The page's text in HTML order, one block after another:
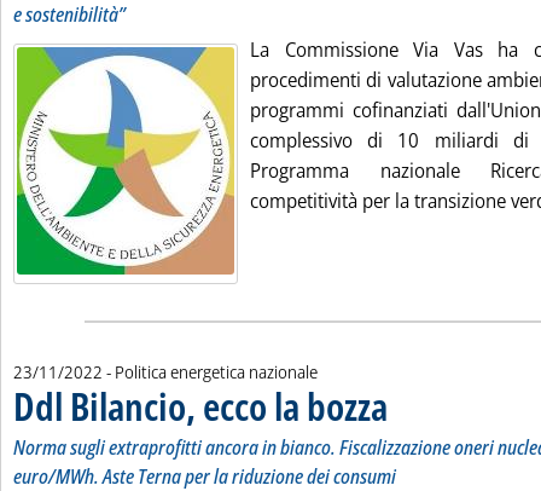
e sostenibilità”
La Commissione Via Vas ha
procedimenti di valutazione
programmi cofinanziati
complessivo di 10 miliardi
Programma nazionale
competitività per la transizione
23/11/2022 - Politica energetica nazionale
Ddl Bilancio, ecco la bozza
Norma sugli extraprofitti ancora in bianco. Fiscalizzazione oneri
euro/MWh. Aste Terna per la riduzione dei consumi